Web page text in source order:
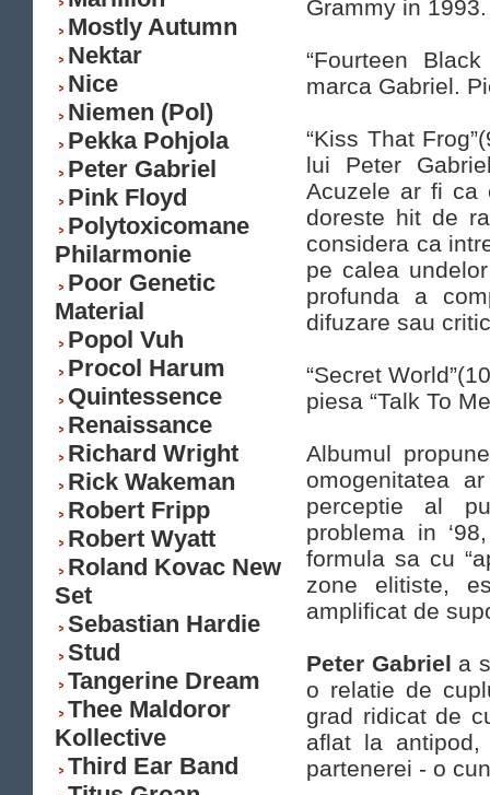
Mostly Autumn
Nektar
Nice
Niemen (Pol)
Pekka Pohjola
Peter Gabriel
Pink Floyd
Polytoxicomane
Philarmonie
Poor Genetic
Material
Popol Vuh
Procol Harum
Quintessence
Renaissance
Richard Wright
Rick Wakeman
Robert Fripp
Robert Wyatt
Roland Kovac New
Set
Sebastian Hardie
Stud
Tangerine Dream
Thee Maldoror
Kollective
Third Ear Band
Grammy in 1993.
“Fourteen
marca Gabriel.
“Kiss That
lui Peter
Acuzele ar fi ca
doreste hit de
considera ca
pe calea
profunda a
difuzare sau
“Secret
piesa “Talk To
Albumul
omogenitatea
perceptie al
problema in
formula sa cu
zone elitiste,
amplificat de
Peter Gabriel a
o relatie de
grad ridicat de
aflat la
partenerei - o